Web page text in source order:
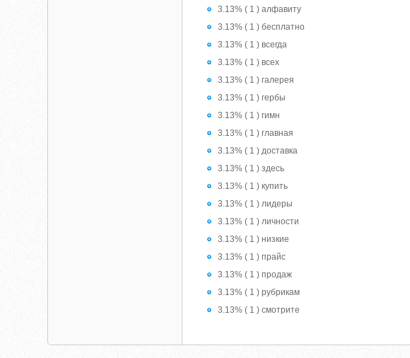
3.13% ( 1 ) алфавиту
3.13% ( 1 ) бесплатно
3.13% ( 1 ) всегда
3.13% ( 1 ) всех
3.13% ( 1 ) галерея
3.13% ( 1 ) гербы
3.13% ( 1 ) гимн
3.13% ( 1 ) главная
3.13% ( 1 ) доставка
3.13% ( 1 ) здесь
3.13% ( 1 ) купить
3.13% ( 1 ) лидеры
3.13% ( 1 ) личности
3.13% ( 1 ) низкие
3.13% ( 1 ) прайс
3.13% ( 1 ) продаж
3.13% ( 1 ) рубрикам
3.13% ( 1 ) смотрите